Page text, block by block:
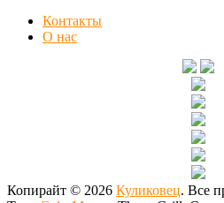
Контакты
О нас
Копирайт © 2026 Куликовец. Все